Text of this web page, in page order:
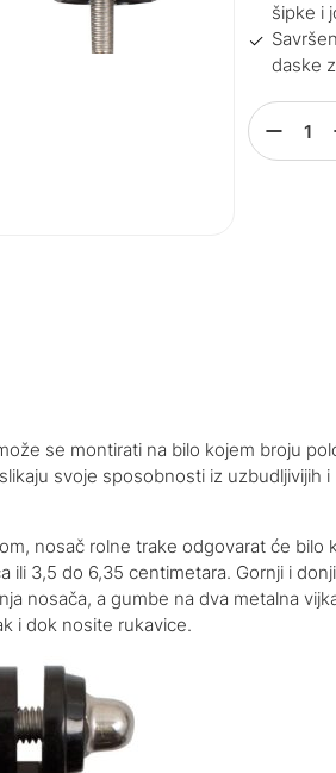
šipke i
daske
se montirati na bilo kojem broju
svoje sposobnosti iz uzbudljivijih i
nosač rolne trake odgovarat će bilo
ili 3,5 do 6,35 centimetara. Gornji i
nosača, a gumbe na dva metalna
i dok nosite rukavice.